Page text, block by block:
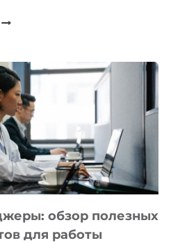
ИИ-
обзор полезных
для работы